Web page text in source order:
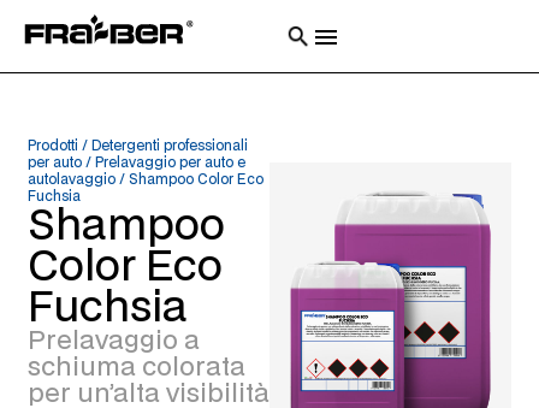
Prodotti /
Detergenti professionali
per auto/ Prelavaggio per auto e
autolavaggio/ Shampoo Color Eco
Fuchsia
Shampoo
Color Eco
Fuchsia
Prelavaggio a
schiuma colorata
per un’alta visibilità